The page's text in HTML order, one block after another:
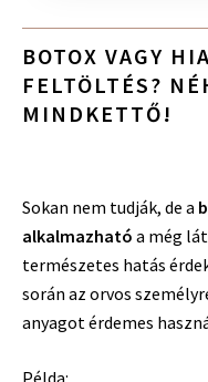
BOTOX VAGY
FELTÖLTÉS?
MINDKETTŐ!
Sokan nem tudják, de a
alkalmazható a még
természetes hatás
során az orvos
anyagot érdemes